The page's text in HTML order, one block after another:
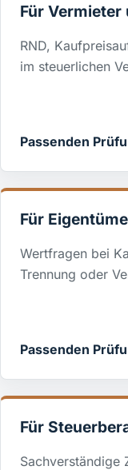
Für
RND,
im steuerlichen
Passenden
Für
Wertfragen bei
Trennung oder
Passenden
Für
Sachverständige